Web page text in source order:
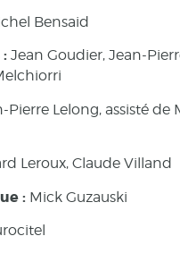
Bensaid
Jean Goudier, Jean-
Pierre Lelong, assisté de
Leroux, Claude Villand
: Mick Guzauski